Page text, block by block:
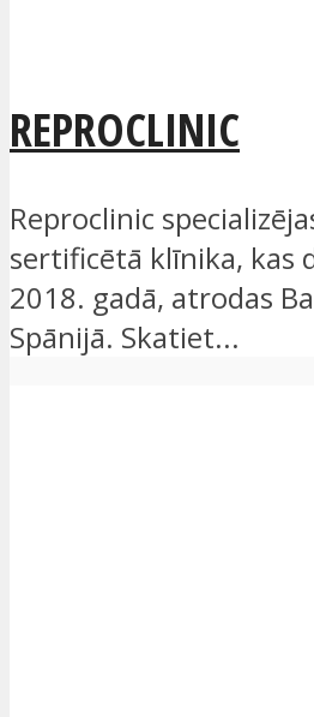
REPROCLINIC
Reproclinic
sertificētā klīnika, kas
2018. gadā, atrodas
Spānijā. Skatiet...